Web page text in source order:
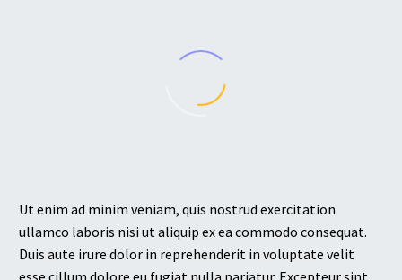
Ut enim ad minim veniam, quis nostrud exercitation
ullamco laboris nisi ut aliquip ex ea commodo consequat.
Duis aute irure dolor in reprehenderit in voluptate velit
esse cillum dolore eu fugiat nulla pariatur. Excepteur sint